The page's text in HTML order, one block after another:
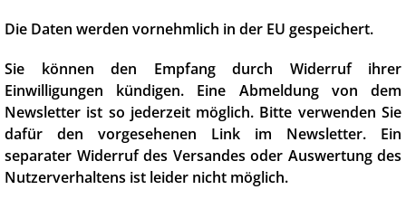
Die Daten werden vornehmlich in der EU gespeichert.
Sie können den Empfang durch Widerruf ihrer
Einwilligungen kündigen. Eine Abmeldung von dem
Newsletter ist so jederzeit möglich. Bitte verwenden Sie
dafür den vorgesehenen Link im Newsletter. Ein
separater Widerruf des Versandes oder Auswertung des
Nutzerverhaltens ist leider nicht möglich.